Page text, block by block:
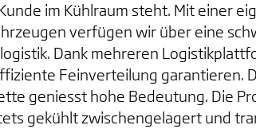
im Kühlraum steht. Mit einer
verfügen wir über eine
Dank mehreren
Feinverteilung garantieren.
geniesst hohe Bedeutung. Die
gekühlt zwischengelagert und